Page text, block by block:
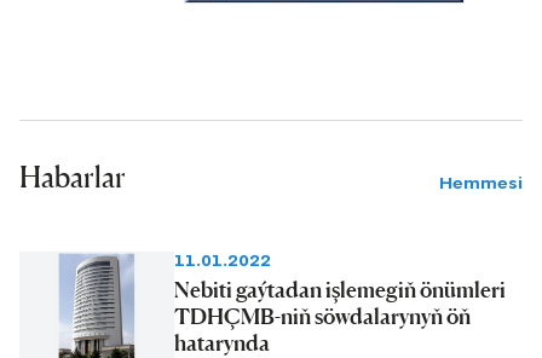
Habarlar Hemmesi
11.01.2022
Nebiti gaýtadan işlemegiň önümleri
TDHÇMB-niň söwdalarynyň öň
hatarynda